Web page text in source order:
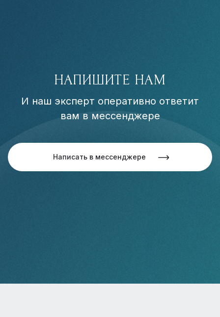
НАПИШИТЕ НАМ
И наш эксперт оперативно ответит
вам в мессенджере
Написать в мессенджере